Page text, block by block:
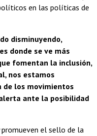
en las políticas de
disminuyendo,
donde se ve más
fomentan la inclusión,
nos estamos
de los movimientos
ante la posibilidad
el sello de la